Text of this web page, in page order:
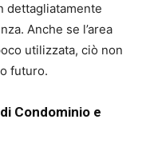
dettagliatamente
Anche se l’area
utilizzata, ciò non
futuro.
Condominio e